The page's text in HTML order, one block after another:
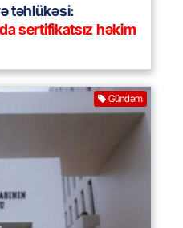
təhlükəsi:
sertifikatsız həkim
Gündəm